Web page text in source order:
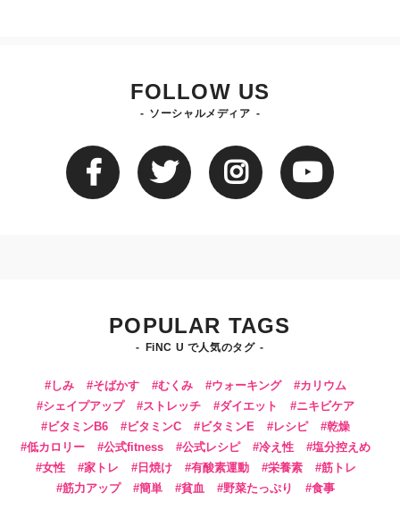
FOLLOW US
ソーシャルメディア
POPULAR TAGS
FiNC U で人気のタグ
しみ そばかす むくみ ウォーキング
カリウム
シェイプアップ
ストレッチ ダイエット
ニキビケア
ビタミンB6
ビタミンC ビタミンE レシピ
乾燥
低カロリー
公式fitness 公式レシピ 冷え性
塩分控えめ
女性
家トレ 日焼け 有酸素運動 栄養素
筋トレ
筋力アップ
簡単 貧血 野菜たっぷり 食事